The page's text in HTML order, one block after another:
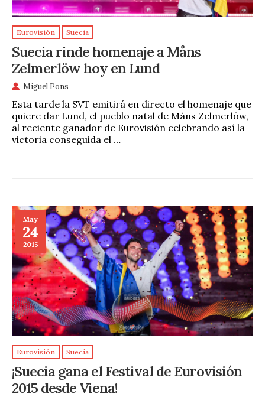
Eurovisión Suecia
Suecia rinde homenaje a Måns
Zelmerlöw hoy en Lund
Miguel Pons
Esta tarde la SVT emitirá en directo el homenaje que
quiere dar Lund, el pueblo natal de Måns Zelmerlöw,
al reciente ganador de Eurovisión celebrando así la
victoria conseguida el …
May
24
2015
Eurovisión Suecia
¡Suecia gana el Festival de Eurovisión
2015 desde Viena!